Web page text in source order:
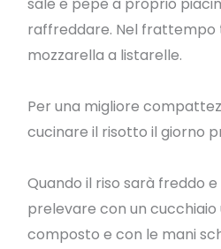
raffreddare. Nel frattempo
mozzarella a listarelle.
Per una migliore
cucinare il risotto il giorno
Quando il riso sarà freddo
prelevare con un
composto e con le mani